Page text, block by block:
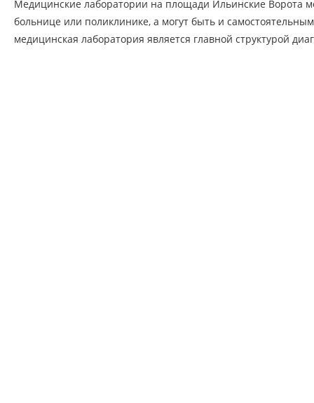
Медицинские лаборатории на площади Ильинские Ворота
больнице или поликлинике, а могут быть и
медицинская лаборатория является главной структурой